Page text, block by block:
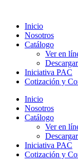
Inicio
Nosotros
Catálogo
Ver en
Iniciativa PAC
Cotización y
Inicio
Nosotros
Catálogo
Ver en
Iniciativa PAC
Cotización y